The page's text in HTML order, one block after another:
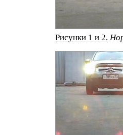
Рисунки 1 и 2.